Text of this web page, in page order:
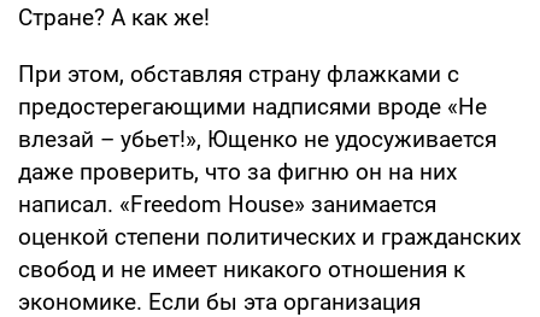
Стране? А как же!
При этом, обставляя страну флажками с
предостерегающими надписями вроде «Не
влезай – убьет!», Ющенко не удосуживается
даже проверить, что за фигню он на них
написал. «Freedom House» занимается
оценкой степени политических и гражданских
свобод и не имеет никакого отношения к
экономике. Если бы эта организация